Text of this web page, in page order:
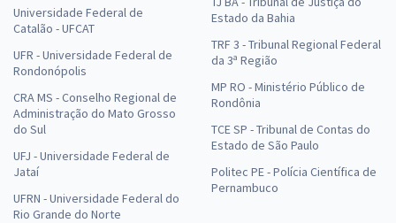
Universidade Federal de
Catalão - UFCAT
UFR - Universidade Federal de
Rondonópolis
CRA MS - Conselho Regional de
Administração do Mato Grosso
do Sul
UFJ - Universidade Federal de
Jataí
UFRN - Universidade Federal do
Rio Grande do Norte
Estado da Bahia
TRF 3 - Tribunal Regional Federal
da 3ª Região
MP RO - Ministério Público de
Rondônia
TCE SP - Tribunal de Contas do
Estado de São Paulo
Politec PE - Polícia Científica de
Pernambuco